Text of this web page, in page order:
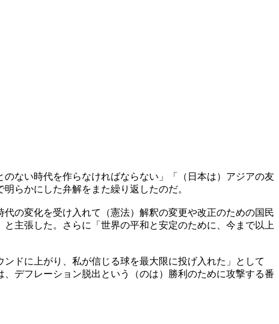
ない時代を作らなければならない」「（日本は）アジアの友
らかにした弁解をまた繰り返したのだ。
の変化を受け入れて（憲法）解釈の変更や改正のための国民
主張した。さらに「世界の平和と安定のために、今まで以上
ドに上がり、私が信じる球を最大限に投げ入れた」として
デフレーション脱出という（のは）勝利のために攻撃する番